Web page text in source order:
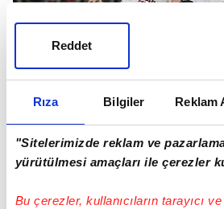
Rıza Bilgiler Reklam
"Sitelerimizde reklam ve
yürütülmesi amaçları ile çerezler
Bu çerezler, kullanıcıların tarayıcı ve
Reddet
O kadar cin ki son
yaptığını söylüyor. Bunlar